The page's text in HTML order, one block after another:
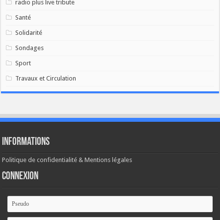
radio plus live tribute
Santé
Solidarité
Sondages
Sport
Travaux et Circulation
Informations
Politique de confidentialité & Mentions légales
Connexion